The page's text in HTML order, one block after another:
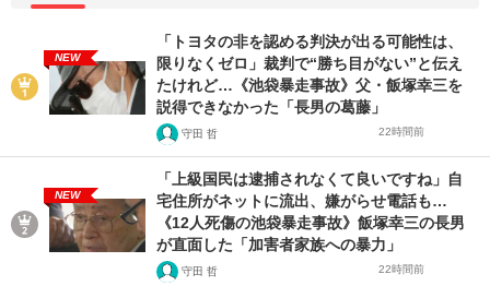
NEW
「トヨタの非を認める判決が出る可能性は、
限りなくゼロ」裁判で“勝ち目がない”と伝え
たけれど…《池袋暴走事故》父・飯塚幸三を
説得できなかった「長男の葛藤」
守田 哲 22時間前
NEW
「上級国民は逮捕されなくて良いですね」自
宅住所がネットに流出、嫌がらせ電話も…
《12人死傷の池袋暴走事故》飯塚幸三の長男
が直面した「加害者家族への暴力」
守田 哲 22時間前